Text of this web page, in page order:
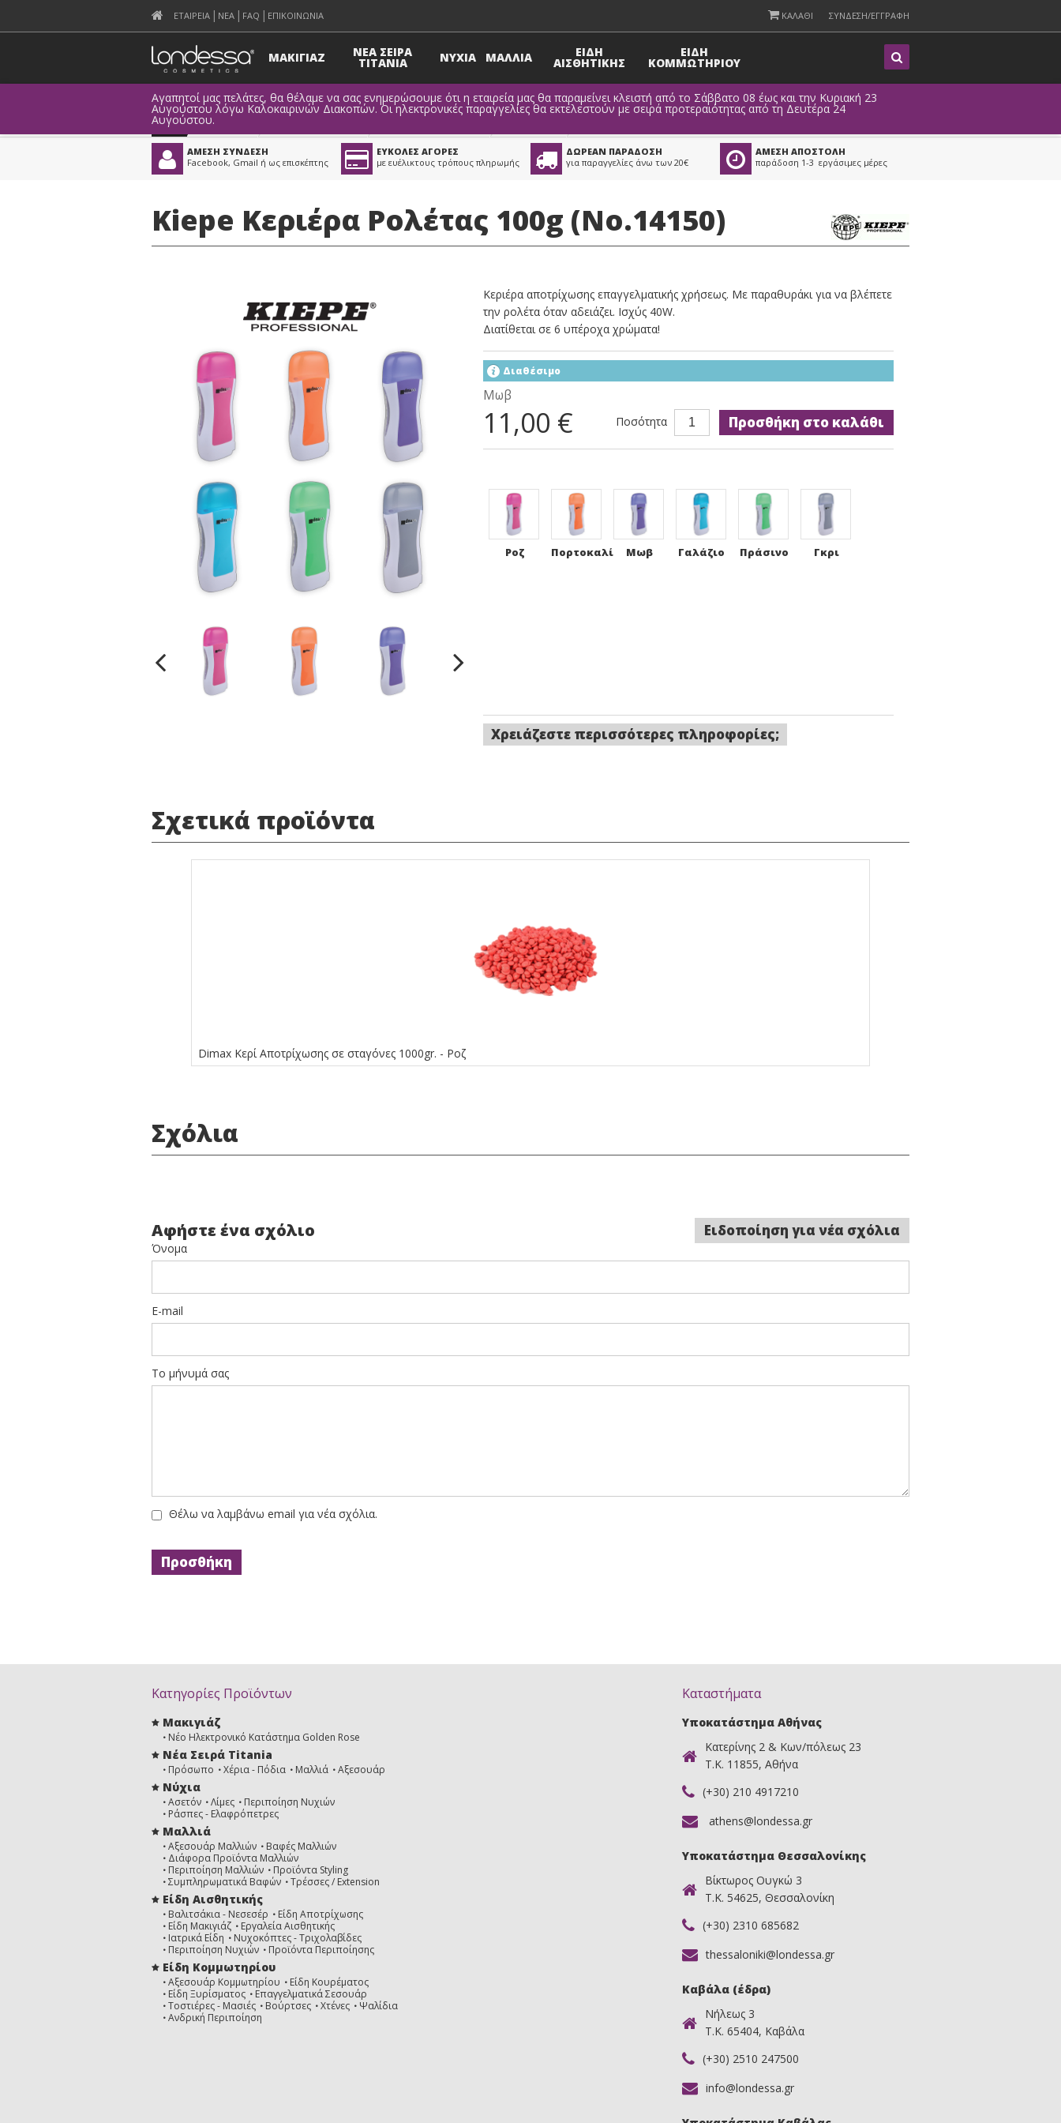
ΕΤΑΙΡΕΙΑ ΝΕΑ FAQ ΕΠΙΚΟΙΝΩΝΙΑ ΚΑΛΑΘΙ ΣΥΝΔΕΣΗ/ΕΓΓΡΑΦΗ
ΜΑΚΙΓΙΑΖ ΝΕΑ ΣΕΙΡΑ
TITANIA ΝΥΧΙΑ ΜΑΛΛΙΑ ΕΙΔΗ
ΑΙΣΘΗΤΙΚΗΣ
ΕΙΔΗ
ΚΟΜΜΩΤΗΡΙΟΥ
Αγαπητοί μας πελάτες, θα θέλαμε να σας ενημερώσουμε ότι η εταιρεία μας θα παραμείνει κλειστή από το Σάββατο 08 έως και την Κυριακή 23
Αυγούστου λόγω Καλοκαιρινών Διακοπών. Οι ηλεκτρονικές παραγγελίες θα εκτελεστούν με σειρά προτεραιότητας από τη Δευτέρα 24
Αυγούστου.Προϊόντα
ΑΜΕΣΗ ΣΥΝΔΕΣΗ
Facebook, Gmail ή ως επισκέπτης
ΕΥΚΟΛΕΣ ΑΓΟΡΕΣ
με ευέλικτους τρόπους πληρωμής
ΔΩΡΕΑΝ ΠΑΡΑΔΟΣΗ
για παραγγελίες άνω των 20€
ΑΜΕΣΗ ΑΠΟΣΤΟΛΗ
παράδοση 1-3 εργάσιμες μέρες
Kiepe Κεριέρα Ρολέτας 100g (No.14150)
Κεριέρα αποτρίχωσης επαγγελματικής χρήσεως. Με παραθυράκι για να βλέπετε
την ρολέτα όταν αδειάζει. Ισχύς 40W.
Διατίθεται σε 6 υπέροχα χρώματα!
Διαθέσιμο
Μωβ
11,00 € Ποσότητα Προσθήκη στο καλάθι
Ροζ Πορτοκαλί Μωβ Γαλάζιο Πράσινο Γκρι
Χρειάζεστε περισσότερες πληροφορίες;
Σχετικά προϊόντα
Dimax Κερί Αποτρίχωσης σε σταγόνες 1000gr. - Ροζ
Σχόλια
Αφήστε ένα σχόλιο Ειδοποίηση για νέα σχόλια
Όνομα
E-mail
Το μήνυμά σας
Θέλω να λαμβάνω email για νέα σχόλια.
Κατηγορίες Προϊόντων
Μακιγιάζ
Νέο Ηλεκτρονικό Κατάστημα Golden Rose
Νέα Σειρά Titania
Πρόσωπο Χέρια - Πόδια Μαλλιά Αξεσουάρ
Νύχια
Ασετόν Λίμες
Περιποίηση Νυχιών
Ράσπες - Ελαφρόπετρες
Μαλλιά
Αξεσουάρ Μαλλιών
Βαφές Μαλλιών
Διάφορα Προϊόντα Μαλλιών
Περιποίηση Μαλλιών
Προϊόντα Styling
Συμπληρωματικά Βαφών
Τρέσσες / Extension
Είδη Αισθητικής
Βαλιτσάκια - Νεσεσέρ
Είδη Αποτρίχωσης
Είδη Μακιγιάζ
Εργαλεία Αισθητικής
Ιατρικά Είδη
Νυχοκόπτες - Τριχολαβίδες
Περιποίηση Νυχιών
Προϊόντα Περιποίησης
Είδη Κομμωτηρίου
Αξεσουάρ Κομμωτηρίου
Είδη Κουρέματος
Είδη Ξυρίσματος
Επαγγελματικά Σεσουάρ
Τοστιέρες - Μασιές
Βούρτσες Χτένες
Ψαλίδια
Ανδρική Περιποίηση
Καταστήματα
Υποκατάστημα Αθήνας
Κατερίνης 2 & Κων/πόλεως 23
Τ.Κ. 11855, Αθήνα
(+30) 210 4917210
athens@londessa.gr
Υποκατάστημα Θεσσαλονίκης
Βίκτωρος Ουγκώ 3
Τ.Κ. 54625, Θεσσαλονίκη
(+30) 2310 685682
thessaloniki@londessa.gr
Καβάλα (έδρα)
Νήλεως 3
Τ.Κ. 65404, Καβάλα
(+30) 2510 247500
info@londessa.gr